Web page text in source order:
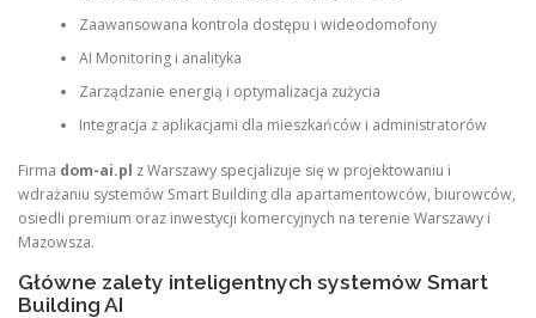
Zaawansowana kontrola dostępu i wideodomofony
AI Monitoring i analityka
Zarządzanie energią i optymalizacja zużycia
Integracja z aplikacjami dla mieszkańców i administratorów
Firma dom-ai.pl z Warszawy specjalizuje się w projektowaniu i
wdrażaniu systemów Smart Building dla apartamentowców, biurowców,
osiedli premium oraz inwestycji komercyjnych na terenie Warszawy i
Mazowsza.
Główne zalety inteligentnych systemów Smart
Building AI